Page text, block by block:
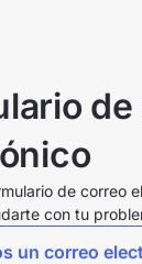
de correo
con tu
un correo